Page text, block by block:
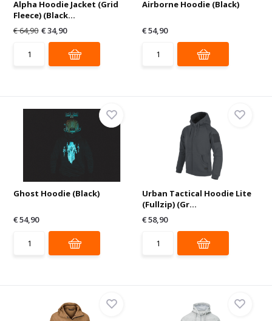
Alpha Hoodie Jacket (Grid
Fleece) (Black...
€ 64,90 € 34,90
Airborne Hoodie (Black)
€ 54,90
Ghost Hoodie (Black)
€ 54,90
Urban Tactical Hoodie Lite
(Fullzip) (Gr...
€ 58,90